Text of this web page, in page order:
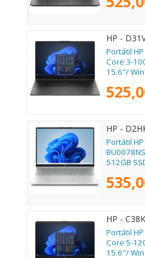
HP -
Portátil
Core 3-
15.6"/
HP -
Portátil
512GB
HP -
Portátil
Core 5-
15.6"/